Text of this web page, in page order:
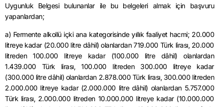
Uygunluk Belgesi bulunanlar ile bu belgeleri almak için başvuru
yapanlardan;
a) Fermente alkollü içki ana kategorisinde yıllık faaliyet hacmi; 20.000
litreye kadar (20.000 litre dâhil) olanlardan 719.000 Türk lirası, 20.000
litreden 100.000 litreye kadar (100.000 litre dâhil) olanlardan
1.439.000 Türk lirası, 100.000 litreden 300.000 litreye kadar
(300.000 litre dâhil) olanlardan 2.878.000 Türk lirası, 300.000 litreden
2.000.000 litreye kadar (2.000.000 litre dâhil) olanlardan 5.757.000
Türk lirası, 2.000.000 litreden 10.000.000 litreye kadar (10.000.000